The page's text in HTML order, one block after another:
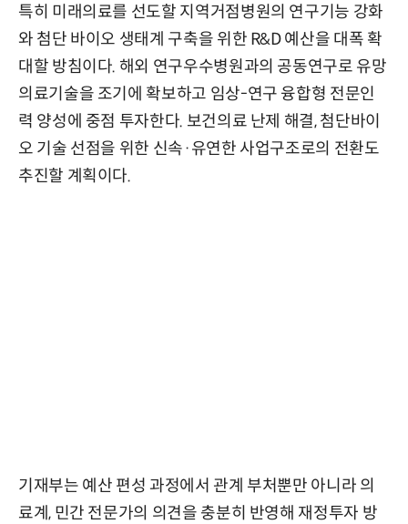
특히 미래의료를 선도할 지역거점병원의 연구기능 강화
와 첨단 바이오 생태계 구축을 위한 R&D 예산을 대폭 확
대할 방침이다. 해외 연구우수병원과의 공동연구로 유망
의료기술을 조기에 확보하고 임상-연구 융합형 전문인
력 양성에 중점 투자한다. 보건의료 난제 해결, 첨단바이
오 기술 선점을 위한 신속·유연한 사업구조로의 전환도
추진할 계획이다.
기재부는 예산 편성 과정에서 관계 부처뿐만 아니라 의
료계, 민간 전문가의 의견을 충분히 반영해 재정투자 방